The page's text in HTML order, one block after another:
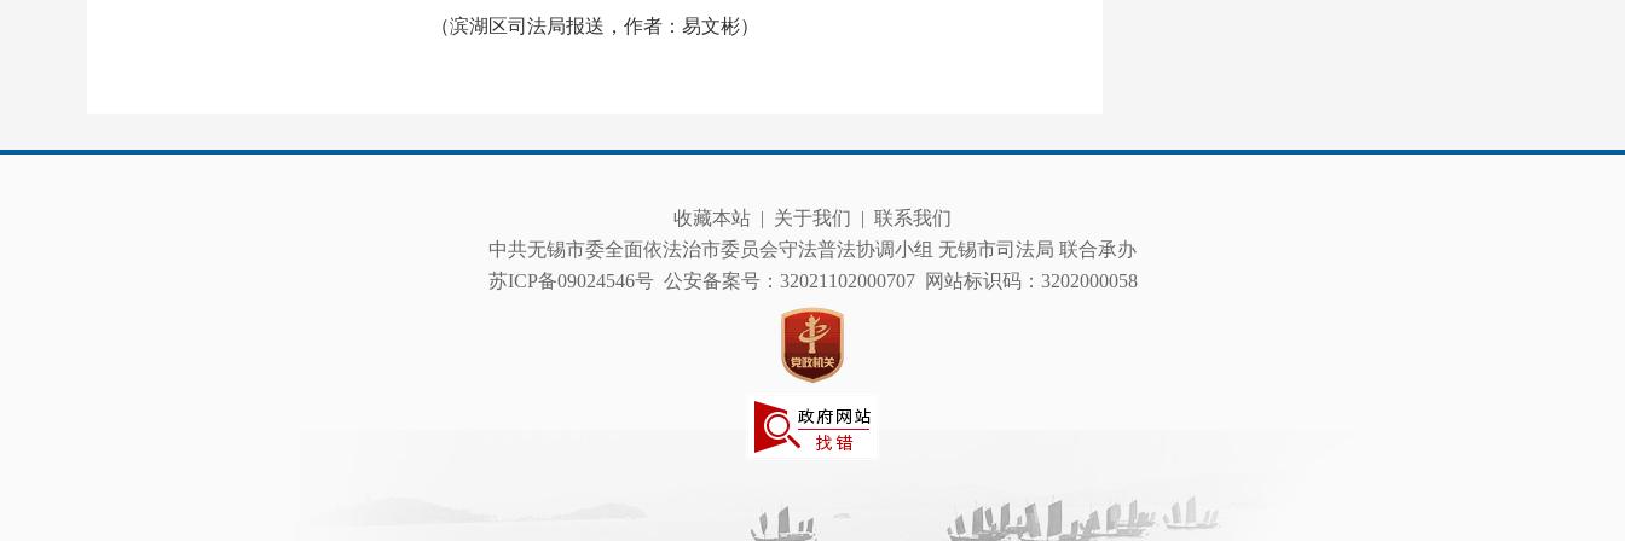
（滨湖区司法局报送，作者：易文彬）
收藏本站 | 关于我们 | 联系我们
中共无锡市委全面依法治市委员会守法普法协调小组 无锡市司法局 联合承办
苏ICP备09024546号 公安备案号：32021102000707网站标识码：3202000058